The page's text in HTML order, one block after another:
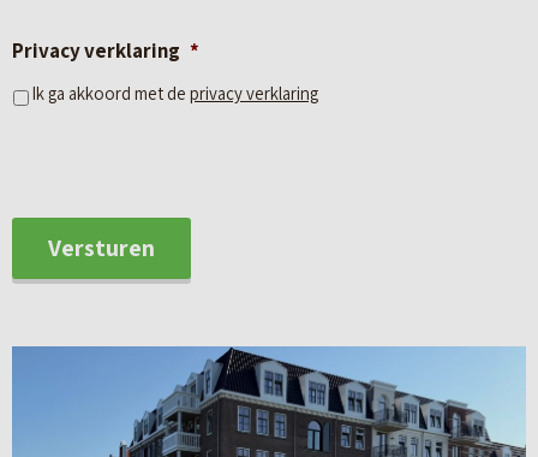
Elke woning ademt wellicht de sfeer van weleer, maar is
voorzien van alle hedendaagse gemakken. Met een
Privacy verklaring *
Ik ga akkoord met de privacy verklaring
Versturen